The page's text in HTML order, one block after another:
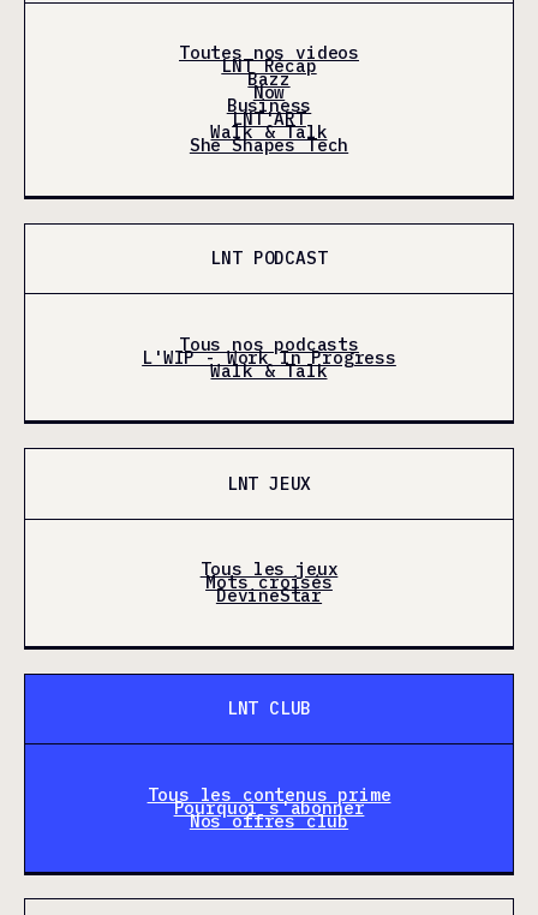
Toutes nos videos
LNT Récap
Bazz
Now
Business
LNT'ART
Walk & Talk
She Shapes Tech
LNT PODCAST
Tous nos podcasts
L'WIP - Work In Progress
Walk & Talk
LNT JEUX
Tous les jeux
Mots croisés
DevineStar
LNT CLUB
Tous les contenus prime
Pourquoi s'abonner
Nos offres club